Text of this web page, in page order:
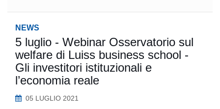
NEWS
5 luglio - Webinar Osservatorio sul
welfare di Luiss business school -
Gli investitori istituzionali e
l’economia reale
05 LUGLIO 2021